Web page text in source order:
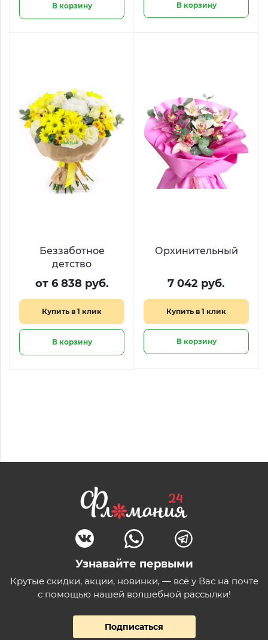
В корзину В корзину
Беззаботное
детство
от 6 838 руб.
Купить в 1 клик
В корзину
Орхинительный
7 042 руб.
Купить в 1 клик
В корзину
Узнавайте первыми
Крутые скидки, акции, новинки, — всё у Вас на почте
с помощью нашей волшебной рассылки!
Подписаться